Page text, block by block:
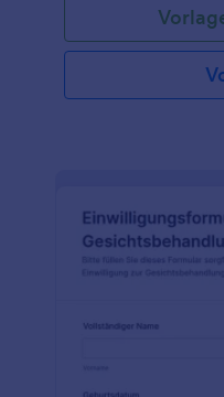
Zweck, die Risiken
Behandlung.
die Behandlung
Formularvorlage
Inhalte wie
Informationen im
Formularvorlage
dieses Formular über